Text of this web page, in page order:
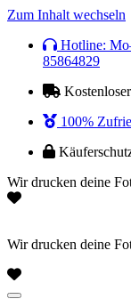
Zum Inhalt wechseln
Hotline:
85864829
100%
Wir drucken deine
Wir drucken deine